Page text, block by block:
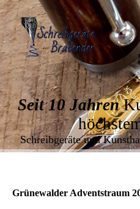
Seit 10 Jahren
Schreibgeräte und
Grünewalder Adventstraum